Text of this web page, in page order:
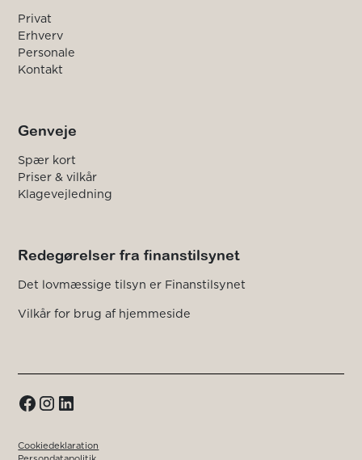
Privat
Erhverv
Personale
Kontakt
Genveje
Spær kort
Priser & vilkår
Klagevejledning
Redegørelser fra finanstilsynet
Det lovmæssige tilsyn er Finanstilsynet
Vilkår for brug af hjemmeside
Cookiedeklaration